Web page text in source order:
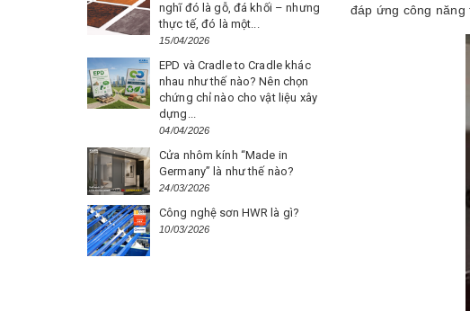
đáp ứng công năng
nghĩ đó là gỗ, đá khối – nhưng
thực tế, đó là một...
15/04/2026
EPD và Cradle to Cradle khác
nhau như thế nào? Nên chọn
chứng chỉ nào cho vật liệu xây
dựng...
04/04/2026
Cửa nhôm kính “Made in
Germany” là như thế nào?
24/03/2026
Công nghệ sơn HWR là gì?
10/03/2026